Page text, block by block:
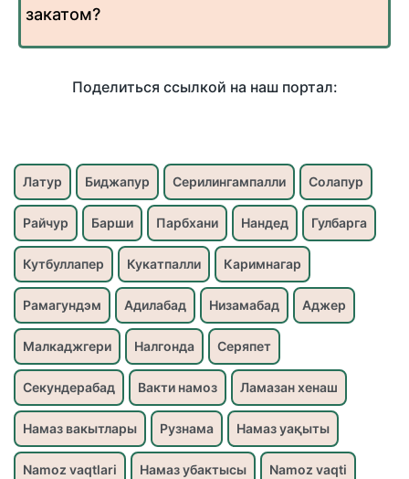
закатом?
Поделиться ссылкой на наш портал:
Латур Биджапур Серилингампалли Солапур
Райчур Барши Парбхани Нандед Гулбарга
Кутбуллапер Кукатпалли Каримнагар
Рамагундэм Адилабад Низамабад Аджер
Малкаджгери Налгонда Серяпет
Секундерабад Вакти намоз Ламазан хенаш
Намаз вакытлары Рузнама Намаз уақыты
Namoz vaqtlari Намаз убактысы Namoz vaqti